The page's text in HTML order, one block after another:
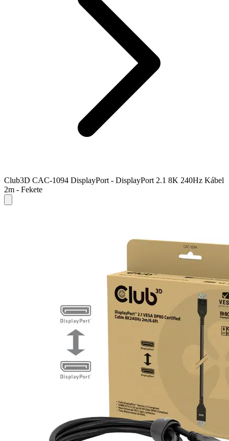
Club3D CAC-1094 DisplayPort - DisplayPort 2.1 8K 240Hz Kábel
2m - Fekete